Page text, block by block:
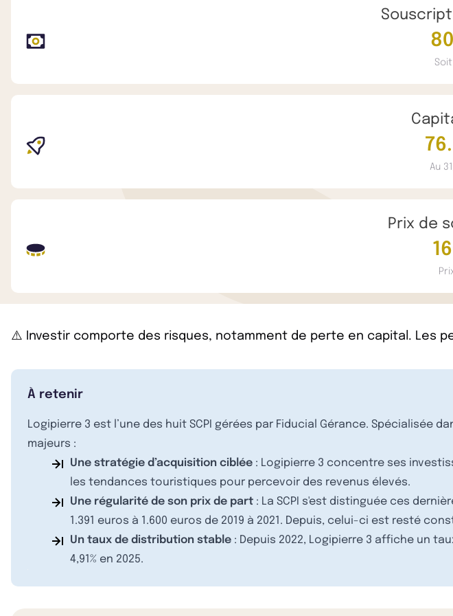
Au
Prix de
⚠️ Investir comporte des risques, notamment de perte en capital. Les
À retenir
Logipierre 3 est l’une des huit SCPI gérées par Fiducial Gérance.
majeurs :
Une stratégie d’acquisition ciblée : Logipierre 3 concentre ses
les tendances touristiques pour percevoir des revenus élevés.
Une régularité de son prix de part : La SCPI s'est distinguée ces
1.391 euros à 1.600 euros de 2019 à 2021. Depuis, celui-ci est resté
Un taux de distribution stable : Depuis 2022, Logipierre 3 affiche un
4,91% en 2025.